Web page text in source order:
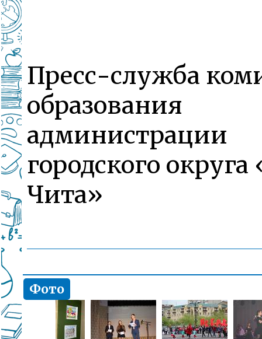
Пресс-служба
образования
администрации
городского округа
Чита»
Фото